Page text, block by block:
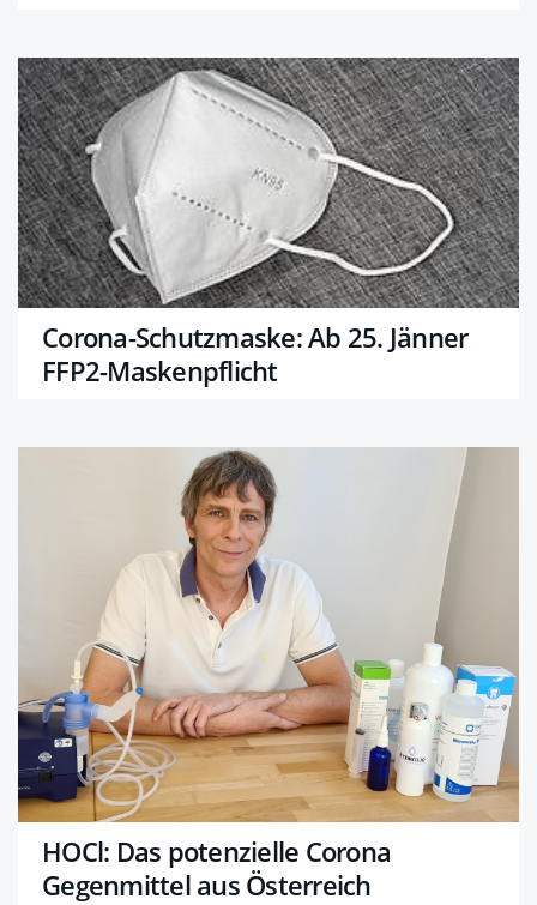
Corona-Schutzmaske: Ab 25. Jänner
FFP2-Maskenpflicht
HOCl: Das potenzielle Corona
Gegenmittel aus Österreich